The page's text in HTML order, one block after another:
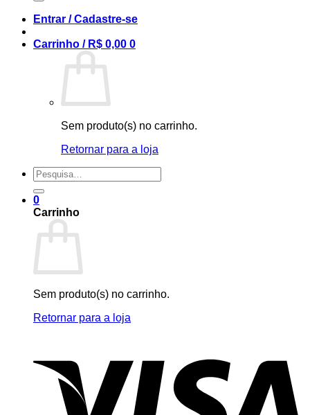
Entrar / Cadastre-se
Carrinho / R$ 0,00 0
Sem produto(s) no carrinho.
Retornar para a loja
Pesquisar
por:
0
Carrinho
Sem produto(s) no carrinho.
Retornar para a loja